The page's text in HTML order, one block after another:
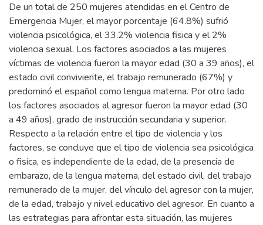
De un total de 250 mujeres atendidas en el Centro de
Emergencia Mujer, el mayor porcentaje (64.8%) sufrió
violencia psicológica, el 33.2% violencia fisica y el 2%
violencia sexual. Los factores asociados a las mujeres
víctimas de violencia fueron la mayor edad (30 a 39 años), el
estado civil conviviente, el trabajo remunerado (67%) y
predominó el español como lengua materna. Por otro lado
los factores asociados al agresor fueron la mayor edad (30
a 49 años), grado de instrucción secundaria y superior.
Respecto a la relación entre el tipo de violencia y los
factores, se concluye que el tipo de violencia sea psicológica
o fisica, es independiente de la edad, de la presencia de
embarazo, de la lengua materna, del estado civil, del trabajo
remunerado de la mujer, del vínculo del agresor con la mujer,
de la edad, trabajo y nivel educativo del agresor. En cuanto a
las estrategias para afrontar esta situación, las mujeres